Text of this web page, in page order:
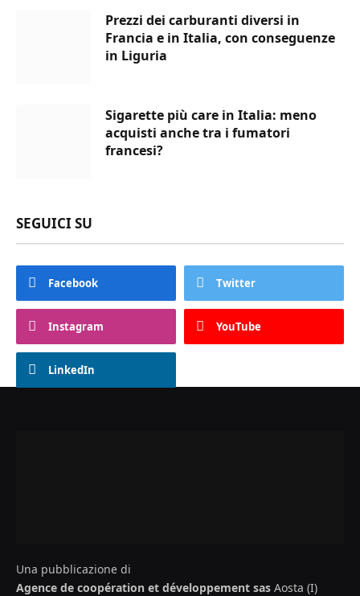
Prezzi dei carburanti diversi in
Francia e in Italia, con conseguenze
in Liguria
Sigarette più care in Italia: meno
acquisti anche tra i fumatori
francesi?
SEGUICI SU
Facebook Twitter
Instagram YouTube
LinkedIn
Una pubblicazione di
Agence de coopération et développement sas Aosta (I)